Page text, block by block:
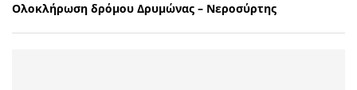
Ολοκλήρωση δρόμου Δρυμώνας – Νεροσύρτης